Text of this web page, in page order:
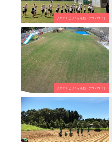
サステナビリティ活動（アスパス！）
サステナビリティ活動（アスパス！）